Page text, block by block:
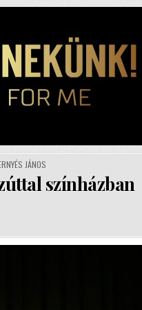
JÁNOS
színházban